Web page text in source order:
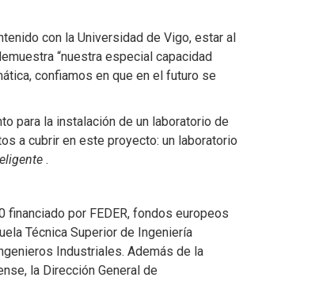
con la Universidad de Vigo, estar al
“nuestra especial capacidad
confiamos en que en el futuro se
para la instalación de un laboratorio de
a cubrir en este proyecto: un laboratorio
.
por FEDER, fondos europeos
Técnica Superior de Ingeniería
Industriales. Además de la
la Dirección General de